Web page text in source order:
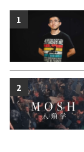
1
2